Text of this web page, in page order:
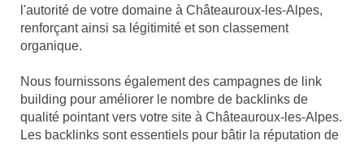
l'autorité de votre domaine à Châteauroux-les-Alpes,
renforçant ainsi sa légitimité et son classement
organique.
Nous fournissons également des campagnes de link
building pour améliorer le nombre de backlinks de
qualité pointant vers votre site à Châteauroux-les-Alpes.
Les backlinks sont essentiels pour bâtir la réputation de